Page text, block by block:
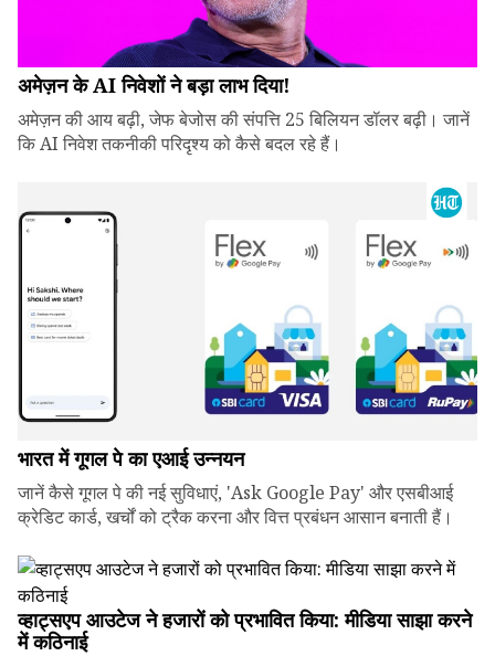
अमेज़न के AI निवेशों ने बड़ा लाभ दिया!
अमेज़न की आय बढ़ी, जेफ बेजोस की संपत्ति 25 बिलियन डॉलर बढ़ी। जानें
कि AI निवेश तकनीकी परिदृश्य को कैसे बदल रहे हैं।
भारत में गूगल पे का एआई उन्नयन
जानें कैसे गूगल पे की नई सुविधाएं, 'Ask Google Pay' और एसबीआई
क्रेडिट कार्ड, खर्चों को ट्रैक करना और वित्त प्रबंधन आसान बनाती हैं।
व्हाट्सएप आउटेज ने हजारों को प्रभावित किया: मीडिया साझा करने
में कठिनाई